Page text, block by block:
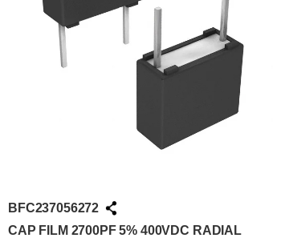
BFC237056272
CAP FILM 2700PF 5% 400VDC RADIAL